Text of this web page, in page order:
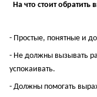
На что стоит
- Простые, понятные и
- Не должны вызывать
успокаивать.
- Должны помогать